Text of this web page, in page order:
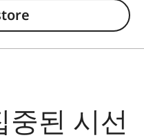
중된 시선